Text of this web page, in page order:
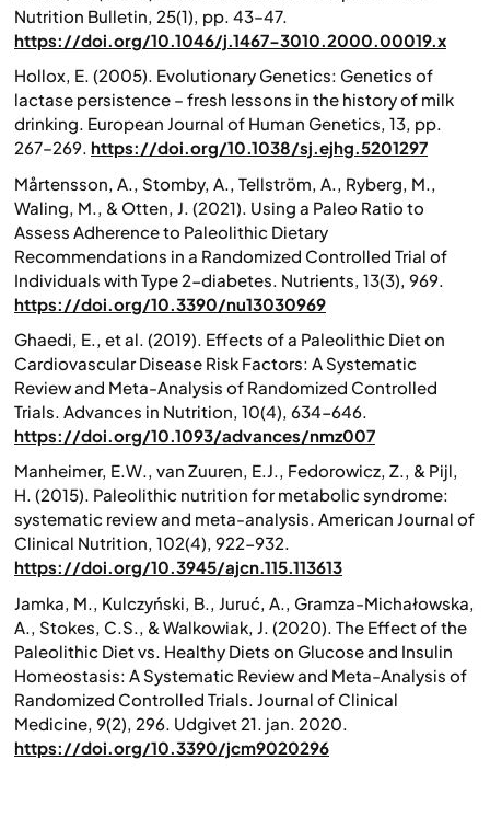
Nutrition Bulletin, 25(1), pp. 43–47.
https://doi.org/10.1046/j.1467-3010.2000.00019.x
Hollox, E. (2005). Evolutionary Genetics: Genetics of
lactase persistence – fresh lessons in the history of milk
drinking. European Journal of Human Genetics, 13, pp.
267–269. https://doi.org/10.1038/sj.ejhg.5201297
Mårtensson, A., Stomby, A., Tellström, A., Ryberg, M.,
Waling, M., & Otten, J. (2021). Using a Paleo Ratio to
Assess Adherence to Paleolithic Dietary
Recommendations in a Randomized Controlled Trial of
Individuals with Type 2-diabetes. Nutrients , 13(3), 969.
https://doi.org/10.3390/nu13030969
Ghaedi, E., et al. (2019). Effects of a Paleolithic Diet on
Cardiovascular Disease Risk Factors: A Systematic
Review and Meta-Analysis of Randomized Controlled
Trials. Advances in Nutrition, 10(4), 634-646.
https://doi.org/10.1093/advances/nmz007
Manheimer, E.W., van Zuuren, E.J., Fedorowicz, Z., & Pijl,
H. (2015). Paleolithic nutrition for metabolic syndrome:
systematic review and meta-analysis. American Journal of
Clinical Nutrition, 102(4), 922-932.
https://doi.org/10.3945/ajcn.115.113613
Jamka, M., Kulczyński, B., Juruć, A., Gramza-Michałowska,
A., Stokes, C.S., & Walkowiak, J. (2020). The Effect of the
Paleolithic Diet vs. Healthy Diets on Glucose and Insulin
Homeostasis: A Systematic Review and Meta-Analysis of
Randomized Controlled Trials.
Journal of Clinical
Medicine , 9(2), 296. Udgivet 21. jan. 2020.
https://doi.org/10.3390/jcm9020296